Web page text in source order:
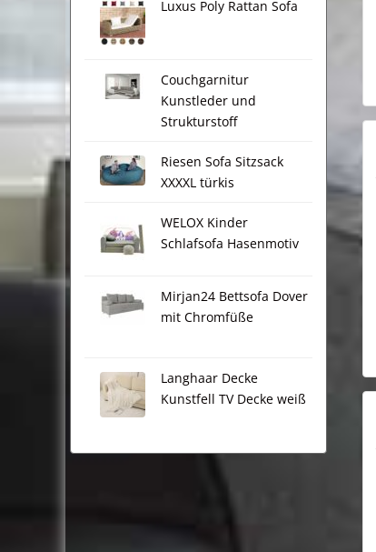
Luxus Poly Rattan Sofa
Couchgarnitur
Kunstleder und
Strukturstoff
Riesen Sofa Sitzsack
XXXXL türkis
WELOX Kinder
Schlafsofa Hasenmotiv
Mirjan24 Bettsofa Dover
mit Chromfüße
Langhaar Decke
Kunstfell TV Decke weiß